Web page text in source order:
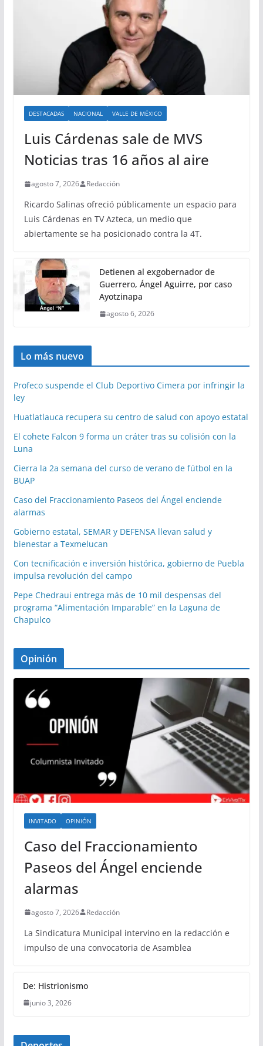
DESTACADAS NACIONAL VALLE DE MÉXICO
Luis Cárdenas sale de MVS
Noticias tras 16 años al aire
agosto 7, 2026 Redacción
Ricardo Salinas ofreció públicamente un espacio para
Luis Cárdenas en TV Azteca, un medio que
abiertamente se ha posicionado contra la 4T.
Detienen al exgobernador de
Guerrero, Ángel Aguirre, por caso
Ayotzinapa
agosto 6, 2026
Lo más nuevo
Profeco suspende el Club Deportivo Cimera por infringir la
ley
Huatlatlauca recupera su centro de salud con apoyo estatal
El cohete Falcon 9 forma un cráter tras su colisión con la
Luna
Cierra la 2a semana del curso de verano de fútbol en la
BUAP
Caso del Fraccionamiento Paseos del Ángel enciende
alarmas
Gobierno estatal, SEMAR y DEFENSA llevan salud y
bienestar a Texmelucan
Con tecnificación e inversión histórica, gobierno de Puebla
impulsa revolución del campo
Pepe Chedraui entrega más de 10 mil despensas del
programa “Alimentación Imparable” en la Laguna de
Chapulco
Opinión
INVITADO OPINIÓN
Caso del Fraccionamiento
Paseos del Ángel enciende
alarmas
agosto 7, 2026 Redacción
La Sindicatura Municipal intervino en la redacción e
impulso de una convocatoria de Asamblea
De: Histrionismo
junio 3, 2026